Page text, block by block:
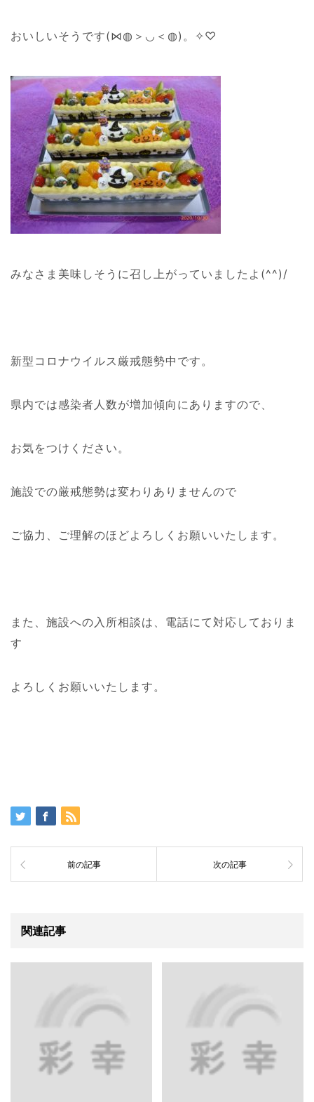
おいしいそうです(⋈◍＞◡＜◍)。✧♡
みなさま美味しそうに召し上がっていましたよ(^^)/
新型コロナウイルス厳戒態勢中です。
県内では感染者人数が増加傾向にありますので、
お気をつけください。
施設での厳戒態勢は変わりありませんので
ご協力、ご理解のほどよろしくお願いいたします。
また、施設への入所相談は、電話にて対応しておりま
す
よろしくお願いいたします。
前の記事 次の記事
関連記事